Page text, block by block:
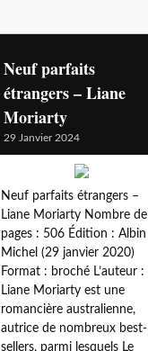
meditation
Neuf parfaits
étrangers – Liane
Moriarty
29 Janvier 2024
Neuf parfaits étrangers –
Liane Moriarty Nombre de
pages : 506 Édition : Albin
Michel (29 janvier 2020)
Format : broché L’auteur :
Liane Moriarty est une
romancière australienne,
autrice de nombreux best-
sellers, parmi lesquels Le